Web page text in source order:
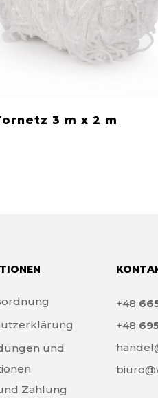
3 m x 2 m
und
Zahlung
+48
+48